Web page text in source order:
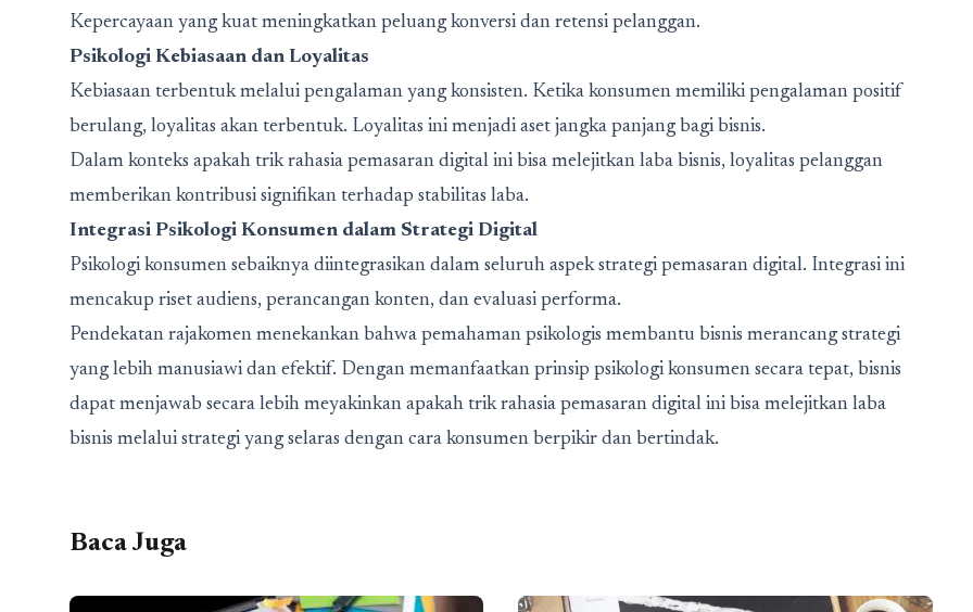
Kepercayaan yang kuat meningkatkan peluang konversi dan retensi pelanggan.
Psikologi Kebiasaan dan Loyalitas
Kebiasaan terbentuk melalui pengalaman yang konsisten. Ketika konsumen memiliki pengalaman positif
berulang, loyalitas akan terbentuk. Loyalitas ini menjadi aset jangka panjang bagi bisnis.
Dalam konteks apakah trik rahasia pemasaran digital ini bisa melejitkan laba bisnis, loyalitas pelanggan
memberikan kontribusi signifikan terhadap stabilitas laba.
Integrasi Psikologi Konsumen dalam Strategi Digital
Psikologi konsumen sebaiknya diintegrasikan dalam seluruh aspek strategi pemasaran digital. Integrasi ini
mencakup riset audiens, perancangan konten, dan evaluasi performa.
Pendekatan rajakomen menekankan bahwa pemahaman psikologis membantu bisnis merancang strategi
yang lebih manusiawi dan efektif. Dengan memanfaatkan prinsip psikologi konsumen secara tepat, bisnis
dapat menjawab secara lebih meyakinkan apakah trik rahasia pemasaran digital ini bisa melejitkan laba
bisnis melalui strategi yang selaras dengan cara konsumen berpikir dan bertindak.
Baca Juga